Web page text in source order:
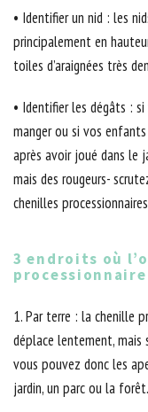
• Identifier un nid : les
principalement en
toiles d’araignées très
• Identifier les dégâts :
manger ou si vos
après avoir joué dans le
mais des rougeurs-
chenilles
3 endroits où
processionnaire
1. Par terre : la chenille
déplace lentement, mais
vous pouvez donc les
jardin, un parc ou la forêt.